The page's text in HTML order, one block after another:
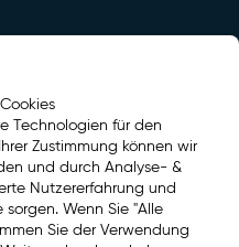
Technologien für den
Zustimmung können wir
und durch Analyse- &
Nutzererfahrung und
Wenn Sie "Alle
Sie der Verwendung